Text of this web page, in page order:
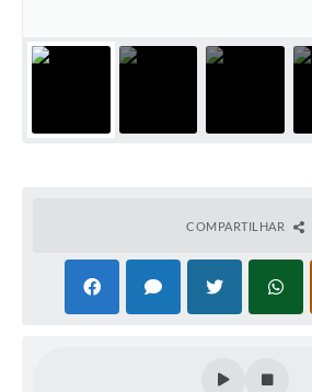
COMPARTILHAR